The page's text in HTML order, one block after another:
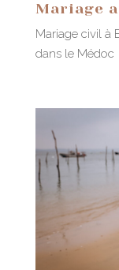
Mariage
Mariage civil à
dans le Médoc